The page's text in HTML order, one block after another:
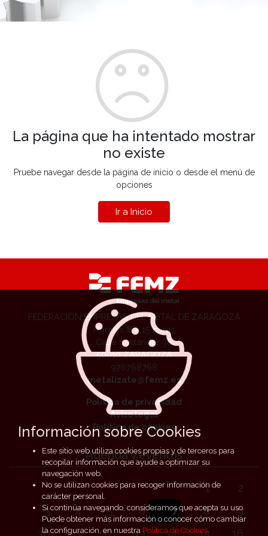
La página que ha intentado mostrar
no existe
Pruebe navegar desde la página de inicio o desde el menú de
opciones
Ir a Inicio
FEDERACIÓN EMPRESAS DEL METAL DE ZARAGOZA
Horario: 8 a 15 horas
Calle Santander 36
50010 ZARAGOZA
976768768
metalizate@femz.es
Política de privacidad
Aviso legal
Política de cookies
Agenda y eventos
1
2
3
4 5 6 7 8
9
Información sobre Cookies
Este sitio web utiliza cookies propias y de terceros para
recopilar información que ayude a optimizar su
navegación web.
No se utilizan cookies para recoger información de
carácter personal.
Si continúa navegando, consideramos que acepta su uso.
Puede obtener más información o conocer cómo cambiar
la configuración, en nuestraPolítica de Cookies.